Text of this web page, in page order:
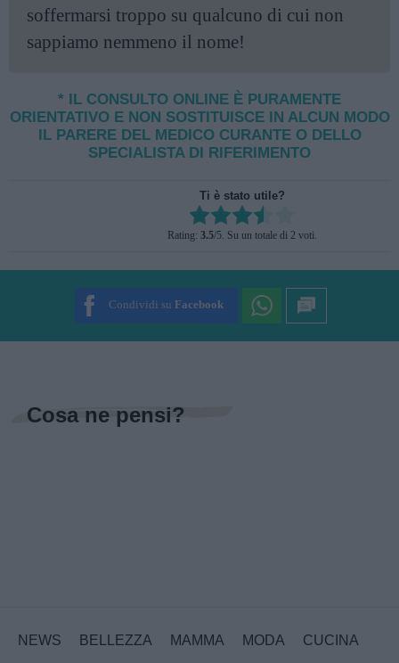
soffermarsi troppo su qualcuno di cui non
sappiamo nemmeno il nome!
* IL CONSULTO ONLINE È PURAMENTE
ORIENTATIVO E NON SOSTITUISCE IN ALCUN MODO
IL PARERE DEL MEDICO CURANTE O DELLO
SPECIALISTA DI RIFERIMENTO
Ti è stato utile?
Rate this item:
SUBMIT RATING
Rating: 3.5/5. Su un totale di 2 voti.
Condividi su Facebook
Cosa ne pensi?
NEWS BELLEZZA MAMMA MODA
CUCINA